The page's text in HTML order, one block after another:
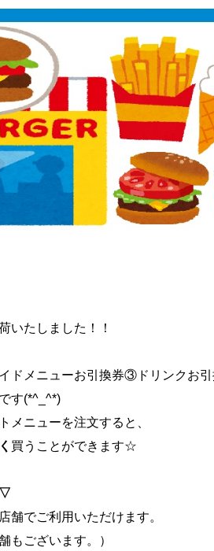
いたしました！！
ドメニューお引換券③ドリンクお引
す(*^_^*)
メニューを注文すると、
買うことができます☆
▽
舗でご利用いただけます。
もございます。）